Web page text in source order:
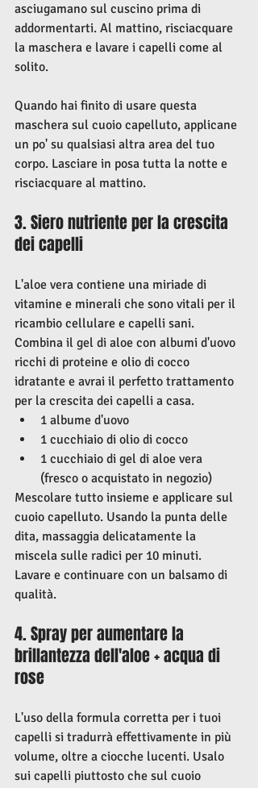
asciugamano sul cuscino prima di
addormentarti. Al mattino, risciacquare
la maschera e lavare i capelli come al
solito.
Quando hai finito di usare questa
maschera sul cuoio capelluto, applicane
un po' su qualsiasi altra area del tuo
corpo. Lasciare in posa tutta la notte e
risciacquare al mattino.
3. Siero nutriente per la crescita
dei capelli
L'aloe vera contiene una miriade di
vitamine e minerali che sono vitali per il
ricambio cellulare e capelli sani.
Combina il gel di aloe con albumi d'uovo
ricchi di proteine ​​e olio di cocco
idratante e avrai il perfetto trattamento
per la crescita dei capelli a casa.
1 albume d'uovo
1 cucchiaio di olio di cocco
1 cucchiaio di gel di aloe vera
(fresco o acquistato in negozio)
Mescolare tutto insieme e applicare sul
cuoio capelluto. Usando la punta delle
dita, massaggia delicatamente la
miscela sulle radici per 10 minuti.
Lavare e continuare con un balsamo di
qualità.
4. Spray per aumentare la
brillantezza dell'aloe + acqua di
rose
L'uso della formula corretta per i tuoi
capelli si tradurrà effettivamente in più
volume, oltre a ciocche lucenti. Usalo
sui capelli piuttosto che sul cuoio